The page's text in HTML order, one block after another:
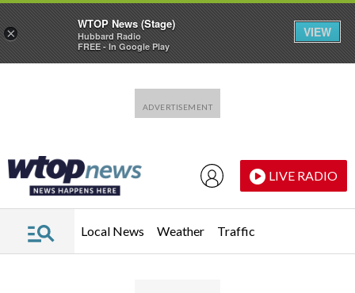
LIVE RADIO
Local News Weather Traffic
×
WTOP News (Stage)
Hubbard Radio
FREE - In Google Play
VIEW